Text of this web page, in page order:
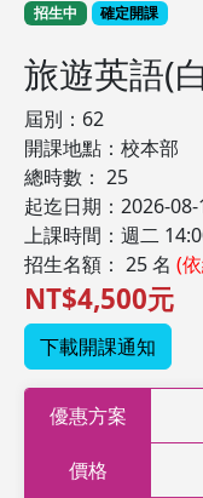
招生中 確定開課
旅遊英語(
屆別：62
開課地點：校本部
總時數： 25
起迄日期：2026-
上課時間：週二
招生名額： 25 名 (
NT$4,500元
下載開課通知
優惠方案
價格